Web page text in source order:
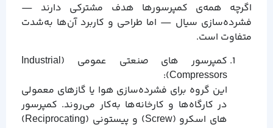
اگرچه همه‌ی کمپرسورها هدف مشترکی دارند —
فشرده‌سازی سیال — اما طراحی و کاربرد آن‌ها به‌شدت
متفاوت است.
کمپرسور های صنعتی عمومی (Industrial
Compressors):
این گروه برای فشرده‌سازی هوا یا گازهای معمولی
در کارگاه‌ها و کارخانه‌ها به‌کار می‌روند. کمپرسور
های اسکرو (Screw) و پیستونی (Reciprocating)